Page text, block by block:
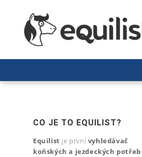
CO JE TO EQUILIST?
Equilist je první vyhledávač
koňských a jezdeckých potřeb